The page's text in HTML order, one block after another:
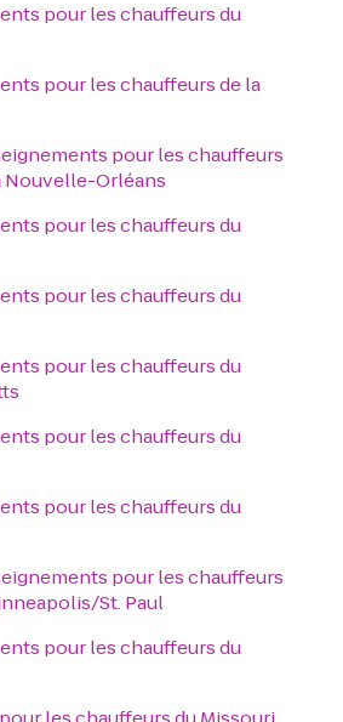
pour les chauffeurs du
pour les chauffeurs de la
pour les chauffeurs
Nouvelle-Orléans
pour les chauffeurs du
pour les chauffeurs du
pour les chauffeurs du
pour les chauffeurs du
pour les chauffeurs du
pour les chauffeurs
St. Paul
pour les chauffeurs du